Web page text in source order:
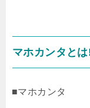
マホカンタと
■マホカンタ